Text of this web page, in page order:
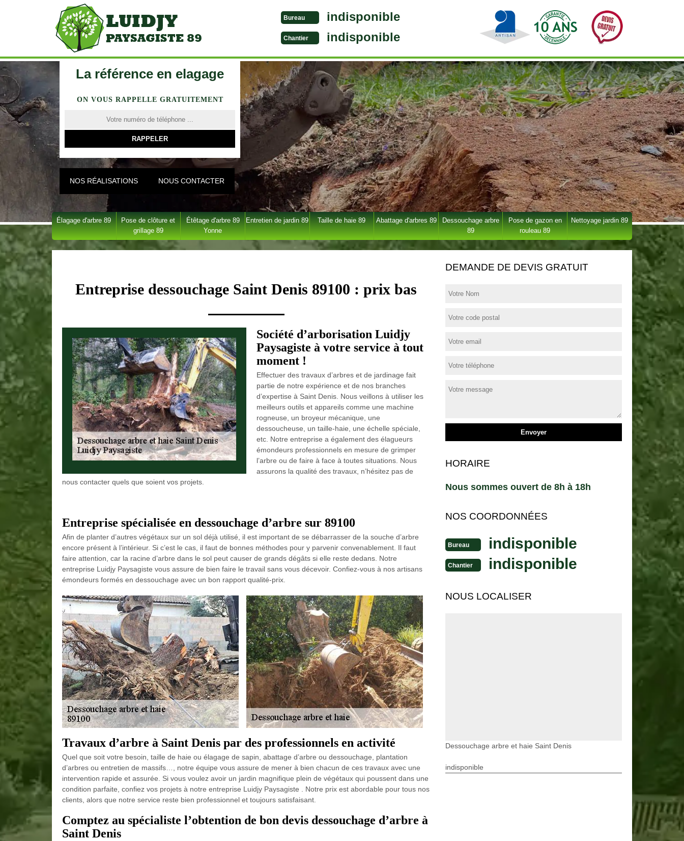
Bureau indisponible
Chantier indisponible
La référence en elagage
ON VOUS RAPPELLE GRATUITEMENT
NOS RÉALISATIONS NOUS CONTACTER
Élagage d'arbre 89
Pose de clôture et
grillage 89
Étêtage d'arbre 89
Yonne
Entretien de jardin 89 Taille de haie 89 Abattage d'arbres 89
Dessouchage arbre
89
Pose de gazon en
rouleau 89
Nettoyage jardin 89
Entreprise dessouchage Saint Denis 89100 : prix bas
Société d’arborisation Luidjy
Paysagiste à votre service à tout
moment !
Effectuer des travaux d’arbres et de jardinage fait
partie de notre expérience et de nos branches
d’expertise à Saint Denis. Nous veillons à utiliser les
meilleurs outils et appareils comme une machine
rogneuse, un broyeur mécanique, une
dessoucheuse, un taille-haie, une échelle spéciale,
etc. Notre entreprise a également des élagueurs
émondeurs professionnels en mesure de grimper
l’arbre ou de faire à face à toutes situations. Nous
assurons la qualité des travaux, n’hésitez pas de
nous contacter quels que soient vos projets.
Entreprise spécialisée en dessouchage d’arbre sur 89100
Afin de planter d’autres végétaux sur un sol déjà utilisé, il est important de se débarrasser de la souche d’arbre
encore présent à l’intérieur. Si c’est le cas, il faut de bonnes méthodes pour y parvenir convenablement. Il faut
faire attention, car la racine d’arbre dans le sol peut causer de grands dégâts si elle reste dedans. Notre
entreprise Luidjy Paysagiste vous assure de bien faire le travail sans vous décevoir. Confiez-vous à nos artisans
émondeurs formés en dessouchage avec un bon rapport qualité-prix.
Travaux d’arbre à Saint Denis par des professionnels en activité
Quel que soit votre besoin, taille de haie ou élagage de sapin, abattage d’arbre ou dessouchage, plantation
d’arbres ou entretien de massifs…, notre équipe vous assure de mener à bien chacun de ces travaux avec une
intervention rapide et assurée. Si vous voulez avoir un jardin magnifique plein de végétaux qui poussent dans une
condition parfaite, confiez vos projets à notre entreprise Luidjy Paysagiste . Notre prix est abordable pour tous nos
clients, alors que notre service reste bien professionnel et toujours satisfaisant.
Comptez au spécialiste l’obtention de bon devis dessouchage d’arbre à
Saint Denis
DEMANDE DE DEVIS GRATUIT
HORAIRE
Nous sommes ouvert de 8h à 18h
NOS COORDONNÉES
Bureau indisponible
Chantier indisponible
NOUS LOCALISER
Dessouchage arbre et haie Saint Denis
indisponible